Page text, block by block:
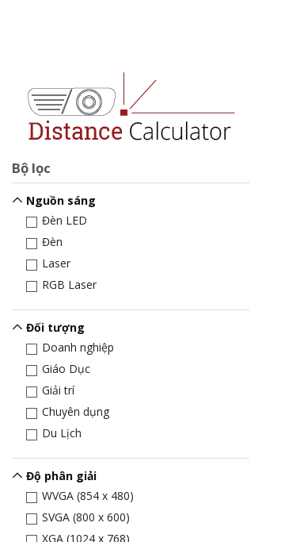
Bộ lọc
Nguồn sáng
Đèn LED
Đèn
Laser
RGB Laser
Đối tượng
Doanh nghiệp
Giáo Dục
Giải trí
Chuyên dụng
Du Lịch
Độ phân giải
WVGA (854 x 480)
SVGA (800 x 600)
XGA (1024 x 768)